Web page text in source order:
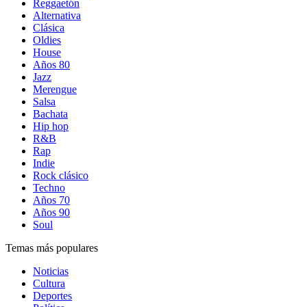
Reggaetón
Alternativa
Clásica
Oldies
House
Años 80
Jazz
Merengue
Salsa
Bachata
Hip hop
R&B
Rap
Indie
Rock clásico
Techno
Años 70
Años 90
Soul
Temas más populares
Noticias
Cultura
Deportes